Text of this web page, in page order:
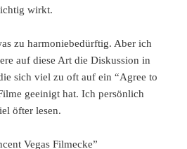
wirkt.
zu harmoniebedürftig. Aber ich
auf diese Art die Diskussion in
sich viel zu oft auf ein “Agree to
geeinigt hat. Ich persönlich
öfter lesen.
Vegas Filmecke”